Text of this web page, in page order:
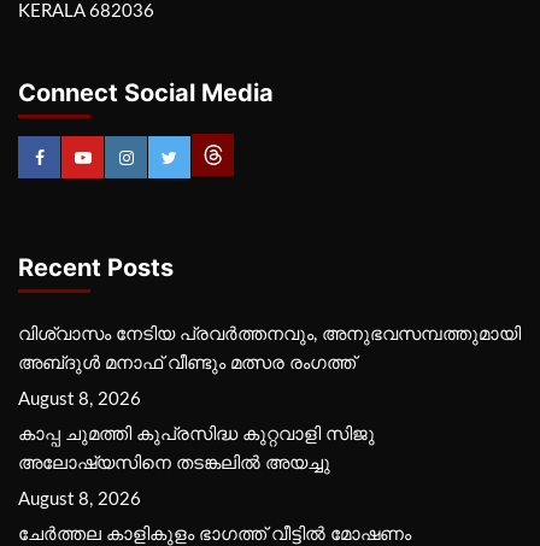
KERALA 682036
Connect Social Media
Recent Posts
വിശ്വാസം നേടിയ പ്രവർത്തനവും, അനുഭവസമ്പത്തുമായി
അബ്‌ദുൾ മനാഫ് വീണ്ടും മത്സര രംഗത്ത്
August 8, 2026
കാപ്പ ചുമത്തി കുപ്രസിദ്ധ കുറ്റവാളി സിജു
അലോഷ്യസിനെ തടങ്കലിൽ അയച്ചു
August 8, 2026
ചേർത്തല കാളികുളം ഭാഗത്ത് വീട്ടിൽ മോഷണം